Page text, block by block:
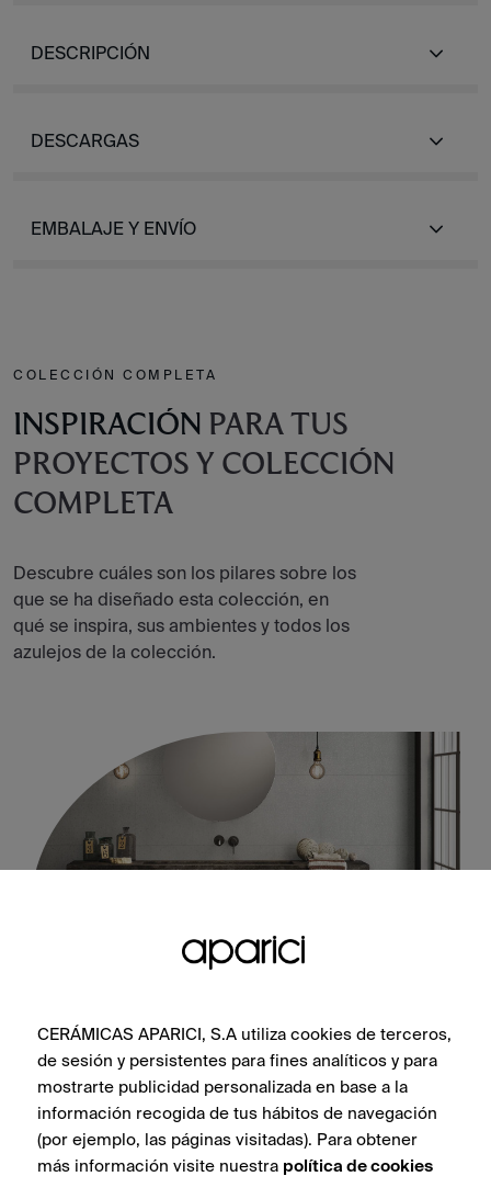
DESCRIPCIÓN
DESCARGAS
EMBALAJE Y ENVÍO
COLECCIÓN COMPLETA
INSPIRACIÓN PARA TUS
PROYECTOS Y COLECCIÓN
COMPLETA
Descubre cuáles son los pilares sobre los
que se ha diseñado esta colección, en
qué se inspira, sus ambientes y todos los
azulejos de la colección.
Stitch Ivory Natural 50X100
VER COLECCIÓN
CERÁMICAS APARICI, S.A utiliza cookies de terceros,
de sesión y persistentes para fines analíticos y para
mostrarte publicidad personalizada en base a la
información recogida de tus hábitos de navegación
(por ejemplo, las páginas visitadas). Para obtener
más información visite nuestra política de cookies